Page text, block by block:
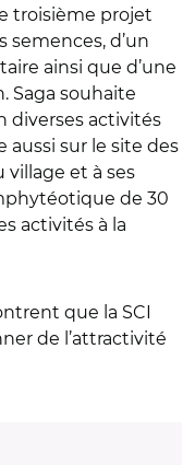
troisième projet
semences, d’un
ainsi que d’une
Saga souhaite
diverses activités
aussi sur le site des
et à ses
de 30
activités à la
que la SCI
de l’attractivité